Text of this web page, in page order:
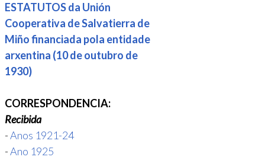
ESTATUTOS da Unión
Cooperativa de Salvatierra de
Miño financiada pola entidade
arxentina (10 de outubro de
1930)
CORRESPONDENCIA:
Recibida
-Anos 1921-24
-Ano 1925